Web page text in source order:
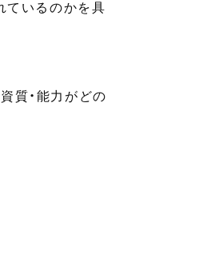
ているのかを具
質・能力がどの